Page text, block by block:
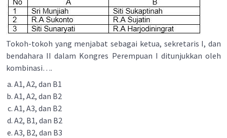
Tokoh-tokoh yang menjabat sebagai ketua, sekretaris I, dan
bendahara II dalam Kongres Perempuan I ditunjukkan oleh
kombinasi….
A1, A2, dan B1
A1, A2, dan B2
A1, A3, dan B2
A2, B1, dan B2
A3, B2, dan B3